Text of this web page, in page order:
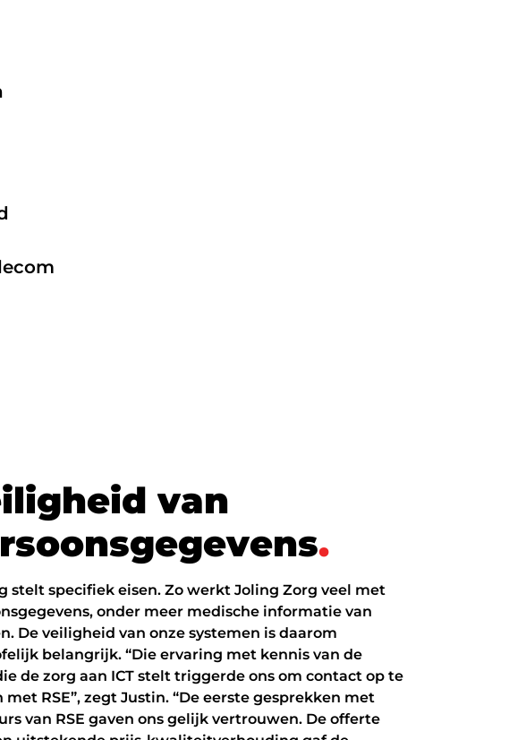
iligheid van
rsoonsgegevens.
stelt specifiek eisen. Zo werkt Joling Zorg veel met
onder meer medische informatie van
De veiligheid van onze systemen is daarom
belangrijk. “Die ervaring met kennis van de
de zorg aan ICT stelt triggerde ons om contact op te
met RSE”, zegt Justin. “De eerste gesprekken met
van RSE gaven ons gelijk vertrouwen. De offerte